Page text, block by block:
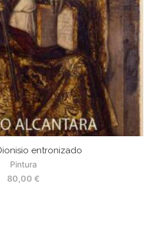
entronizado
Pintura
80,00 €